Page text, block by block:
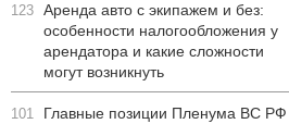
123 Аренда авто с экипажем и без:
особенности налогообложения у
арендатора и какие сложности
могут возникнуть
101
Главные позиции Пленума ВС РФ